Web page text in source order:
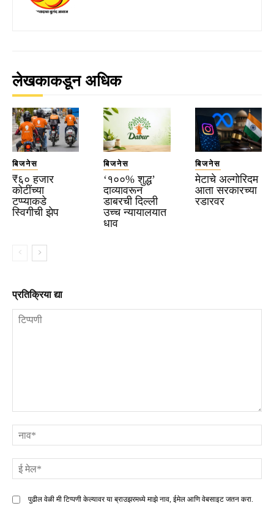
लेखकाकडून अधिक
बिजनेस
₹६० हजार
कोटींच्या
टप्प्याकडे
स्विगीची झेप
बिजनेस
‘१००% शुद्ध’
दाव्यावरून
डाबरची दिल्ली
उच्च न्यायालयात
धाव
बिजनेस
मेटाचे अल्गोरिदम
आता सरकारच्या
रडारवर
प्रतिक्रिया द्या
पुढील वेळी मी टिप्पणी केल्यावर या ब्राउझरमध्ये माझे नाव, ईमेल आणि वेबसाइट जतन करा.